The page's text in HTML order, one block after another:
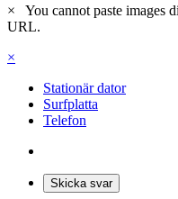
×
You cannot paste images
URL.
×
Stationär dator
Surfplatta
Telefon
Skicka svar